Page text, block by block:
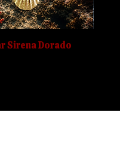
x 10,5 cm
grSirena Dorado
te provee de las herramientas